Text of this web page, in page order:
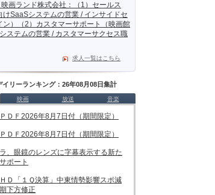
映画ランド株式会社：（1）セールス
けSaaSシステムの営業 / インサイドセ
ン）（2）カスタマーサポート（映画館
ステムの営業 / カスタマーサクセス職
求人一覧はこちら
イリーランキング：26年08月08日集計
映画 放送 音楽
ＤＦ2026年8月7日付（期間限定）
ＤＦ2026年8月7日付（期間限定）
、眼鏡のレンズに字幕表示する新た
ポート
Ｄ「１Ｑ決算」中東情勢影響スポ減
下方修正